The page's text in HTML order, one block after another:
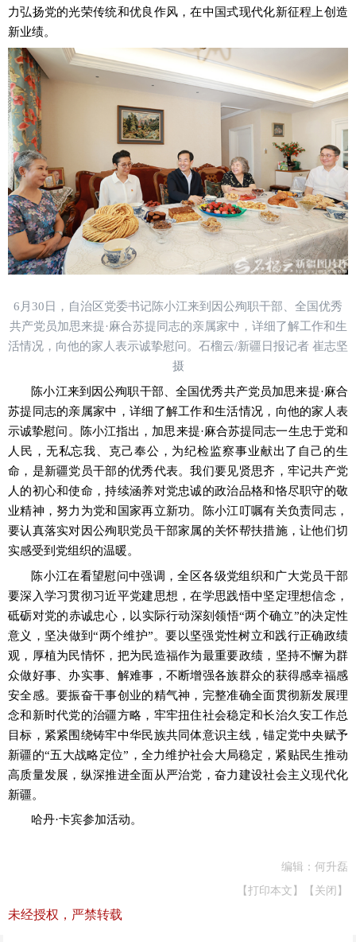
力弘扬党的光荣传统和优良作风，在中国式现代化新征程上创造
新业绩。
6月30日，自治区党委书记陈小江来到因公殉职干部、全国优秀
共产党员加思来提·麻合苏提同志的亲属家中，详细了解工作和生
活情况，向他的家人表示诚挚慰问。石榴云/新疆日报记者 崔志坚
摄
陈小江来到因公殉职干部、全国优秀共产党员加思来提·麻合
苏提同志的亲属家中，详细了解工作和生活情况，向他的家人表
示诚挚慰问。陈小江指出，加思来提·麻合苏提同志一生忠于党和
人民，无私忘我、克己奉公，为纪检监察事业献出了自己的生
命，是新疆党员干部的优秀代表。我们要见贤思齐，牢记共产党
人的初心和使命，持续涵养对党忠诚的政治品格和恪尽职守的敬
业精神，努力为党和国家再立新功。陈小江叮嘱有关负责同志，
要认真落实对因公殉职党员干部家属的关怀帮扶措施，让他们切
实感受到党组织的温暖。
陈小江在看望慰问中强调，全区各级党组织和广大党员干部
要深入学习贯彻习近平党建思想，在学思践悟中坚定理想信念，
砥砺对党的赤诚忠心，以实际行动深刻领悟“两个确立”的决定性
意义，坚决做到“两个维护”。要以坚强党性树立和践行正确政绩
观，厚植为民情怀，把为民造福作为最重要政绩，坚持不懈为群
众做好事、办实事、解难事，不断增强各族群众的获得感幸福感
安全感。要振奋干事创业的精气神，完整准确全面贯彻新发展理
念和新时代党的治疆方略，牢牢扭住社会稳定和长治久安工作总
目标，紧紧围绕铸牢中华民族共同体意识主线，锚定党中央赋予
新疆的“五大战略定位”，全力维护社会大局稳定，紧贴民生推动
高质量发展，纵深推进全面从严治党，奋力建设社会主义现代化
新疆。
哈丹·卡宾参加活动。
编辑：何升磊
【打印本文】
【关闭】
未经授权，严禁转载